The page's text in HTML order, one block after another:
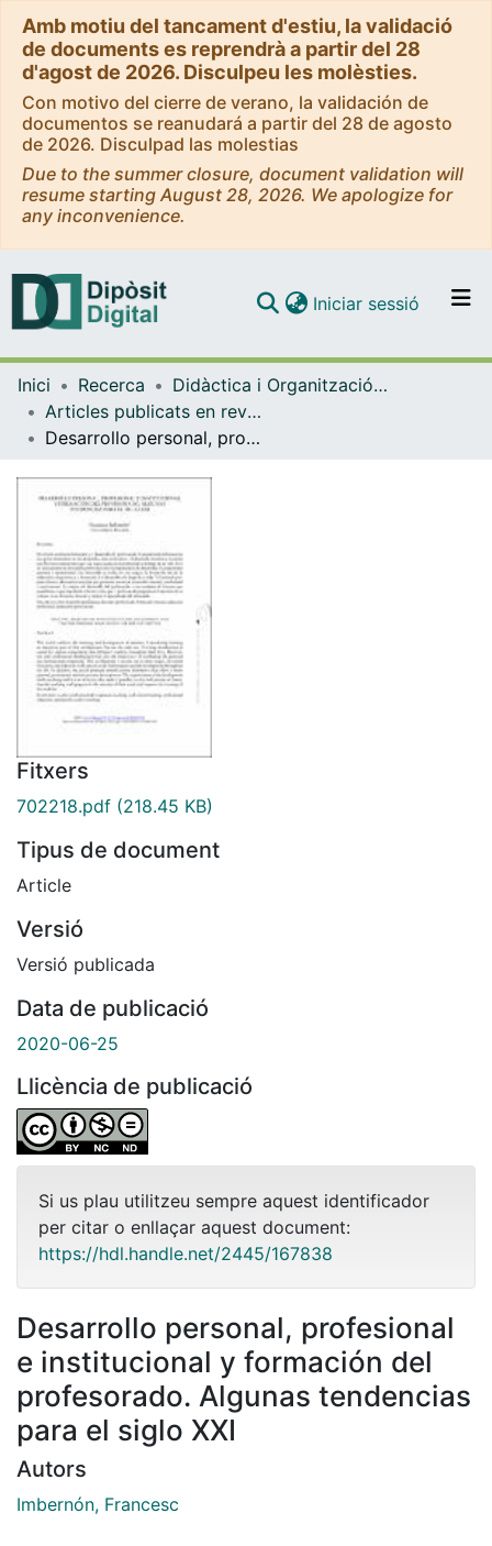
Amb motiu del tancament d'estiu, la validació
de documents es reprendrà a partir del 28
d'agost de 2026. Disculpeu les molèsties.
Con motivo del cierre de verano, la validación de
documentos se reanudará a partir del 28 de agosto
de 2026. Disculpad las molestias
Due to the summer closure, document validation will
resume starting August 28, 2026. We apologize for
any inconvenience.
Navega per tot el DD
Iniciar sessió (current)
Inici Recerca
Didàctica i Organització Educativa
Articles publicats en revistes (Didàctica i Organització Educativa)
Desarrollo personal, profesional e institucional y formación del profesorado. Algunas tendencias para el siglo XXI
Fitxers
702218.pdf (218.45 KB)
Tipus de document
Article
Versió
Versió publicada
Data de publicació
2020-06-25
Llicència de publicació
Si us plau utilitzeu sempre aquest identificador
per citar o enllaçar aquest document:
https://hdl.handle.net/2445/167838
Desarrollo personal, profesional
e institucional y formación del
profesorado. Algunas tendencias
para el siglo XXI
Autors
Imbernón, Francesc